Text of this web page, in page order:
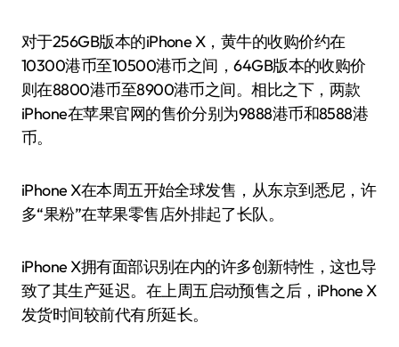
对于256GB版本的iPhone X，黄牛的收购价约在
10300港币至10500港币之间，64GB版本的收购价
则在8800港币至8900港币之间。相比之下，两款
iPhone在苹果官网的售价分别为9888港币和8588港
币。
iPhone X在本周五开始全球发售，从东京到悉尼，许
多“果粉”在苹果零售店外排起了长队。
iPhone X拥有面部识别在内的许多创新特性，这也导
致了其生产延迟。在上周五启动预售之后，iPhone X
发货时间较前代有所延长。